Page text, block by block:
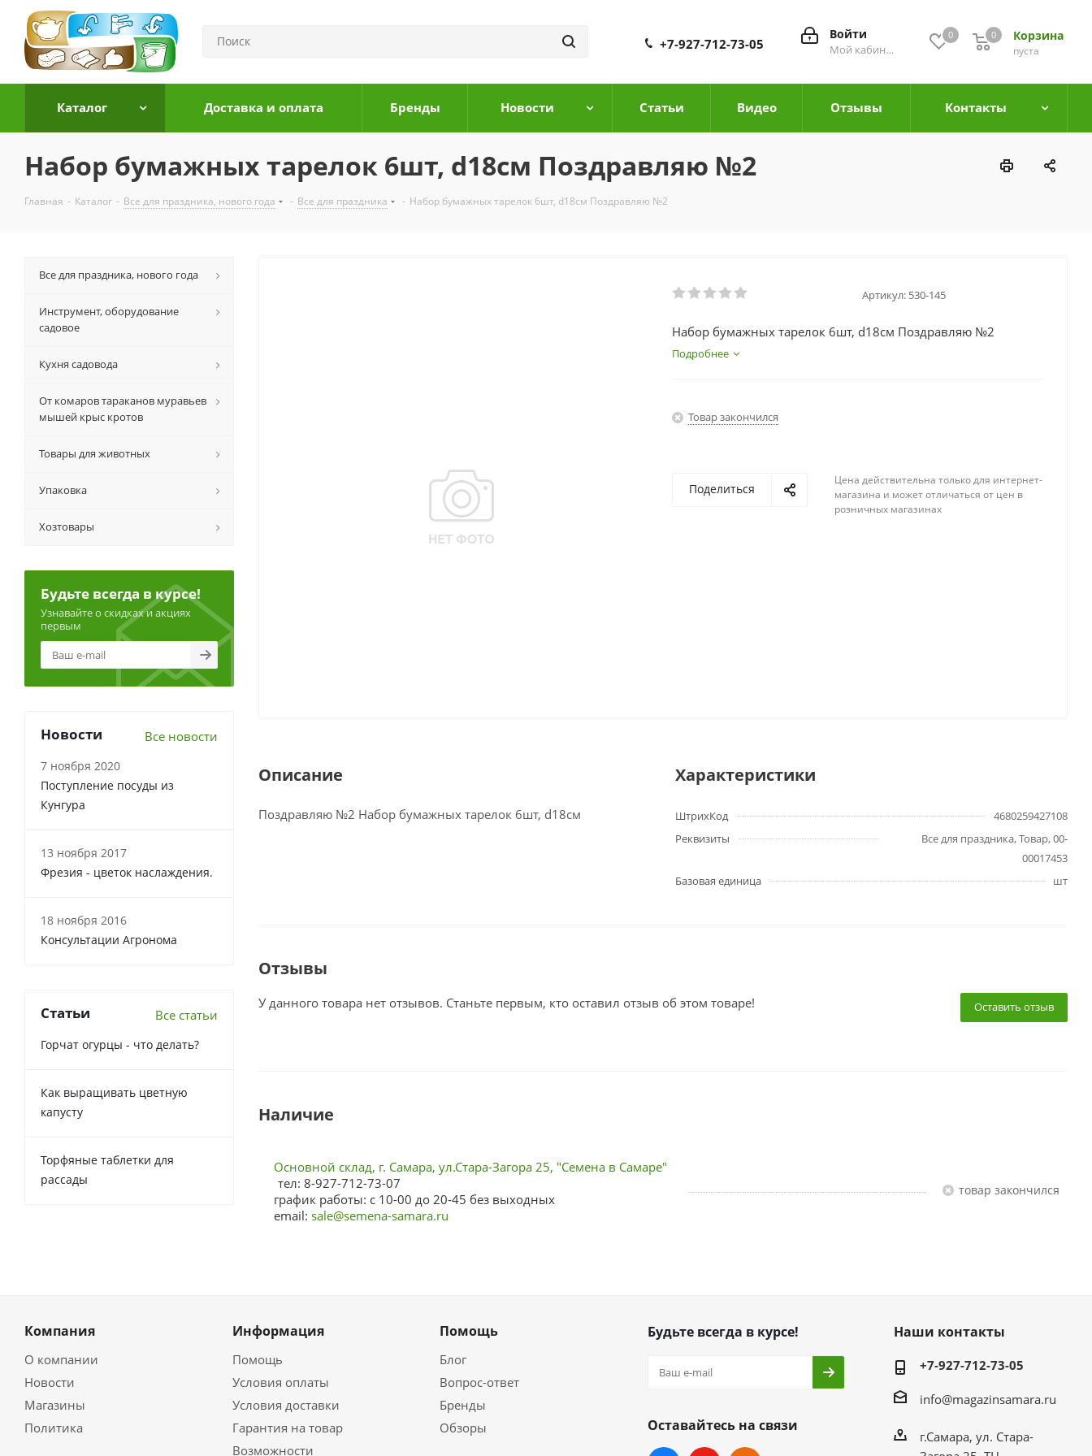
0 Корзина
0
пуста
0
Войти
Мой кабинет
+7-927-712-73-05
Каталог Доставка и оплата Бренды Новости Cтатьи Видео Отзывы Контакты
Набор бумажных тарелок 6шт, d18см Поздравляю №2
Главная - Каталог - Все для праздника, нового года - Все для праздника - Набор бумажных тарелок 6шт, d18см Поздравляю №2
Артикул: 530-145
Набор бумажных тарелок 6шт, d18см Поздравляю №2
Подробнее
Товар закончился
Поделиться
Цена действительна только для интернет-
магазина и может отличаться от цен в
розничных магазинах
Описание
Поздравляю №2 Набор бумажных тарелок 6шт, d18см
Характеристики
ШтрихКод
4680259427108
Реквизиты
Все для праздника, Товар, 00-
00017453
Базовая единица
шт
Отзывы
Оставить отзыв
У данного товара нет отзывов. Станьте первым, кто оставил отзыв об этом товаре!
Наличие
Основной склад, г. Самара, ул.Стара-Загора 25, "Семена в Самаре"
тел: 8-927-712-73-07
график работы: с 10-00 до 20-45 без выходных
email: sale@semena-samara.ru
Товар закончился
Все для праздника, нового года
Инструмент, оборудование
садовое
Кухня садовода
От комаров тараканов муравьев
мышей крыс кротов
Товары для животных
Упаковка
Хозтовары
Будьте всегда в курсе!
Узнавайте о скидках и акциях
первым
Новости Все новости
7 ноября 2020
Поступление посуды из
Кунгура
13 ноября 2017
Фрезия - цветок наслаждения.
18 ноября 2016
Консультации Агронома
Статьи Все статьи
Горчат огурцы - что делать?
Как выращивать цветную
капусту
Торфяные таблетки для
рассады
Компания
О компании
Новости
Магазины
Политика
Информация
Помощь
Условия оплаты
Условия доставки
Гарантия на товар
Возможности
Помощь
Блог
Вопрос-ответ
Бренды
Обзоры
Будьте всегда в курсе!
Оставайтесь на связи
Наши контакты
+7-927-712-73-05
info@magazinsamara.ru
г.Самара, ул. Стара-